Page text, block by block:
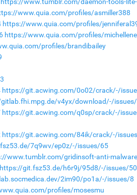
www.quia.com/profiles/asmiller388
https://www.quia.com/profiles/
https://www.quia.com/profiles/
profiles/brandibailey
https://git.acwing.com/0o02/crack/-/
v4yx/download/-/
https://git.acwing.com/q0sp/crack/-/
https://git.acwing.com/84ik/crack/-/
7q9wv/ep0z/-/issues/65
www.tumblr.com/gridinsoft-anti-
https://git.fsz53.de/h6r9j/95d8/-/issues/50
2im90/po1a/-/issues/8
profiles/mosesmu